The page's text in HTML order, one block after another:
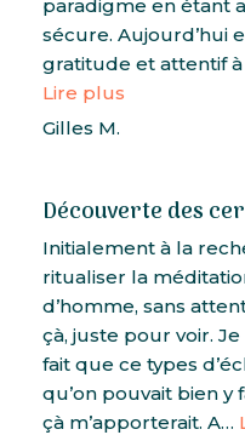
paradigme en étant
sécure. Aujourd’hui
gratitude et attentif
Lire plus
Gilles M.
Découverte des
Initialement à la
ritualiser la
d’homme, sans
çà, juste pour voir.
fait que ce types
qu’on pouvait bien y
çà m’apporterait. A…